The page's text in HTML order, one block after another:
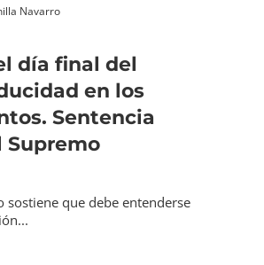
Navarro
día final del
en los
Sentencia
Supremo
sostiene que debe entenderse